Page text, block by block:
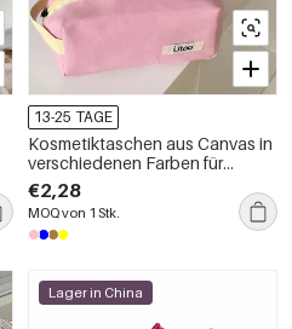
13-25 TAGE
Kosmetiktaschen aus Canvas in
verschiedenen Farben für
Damen
€2,28
MOQ von 1 Stk.
Lager in China